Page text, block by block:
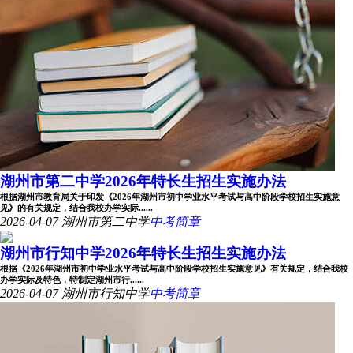
湖州市第二中学2026年特长生招生实施办法
根据湖州市教育局关于印发《2026年湖州市初中学业水平考试与高中阶段学校招生实施意
见》的有关规定，结合我校办学实际......
2026-04-07 湖州市第二中学中考简章
湖州市行知中学2026年特长生招生实施办法
根据《2026年湖州市初中学业水平考试与高中阶段学校招生实施意见》有关规定，结合我校
办学实际及特色，特制定湖州市行......
2026-04-07 湖州市行知中学中考简章